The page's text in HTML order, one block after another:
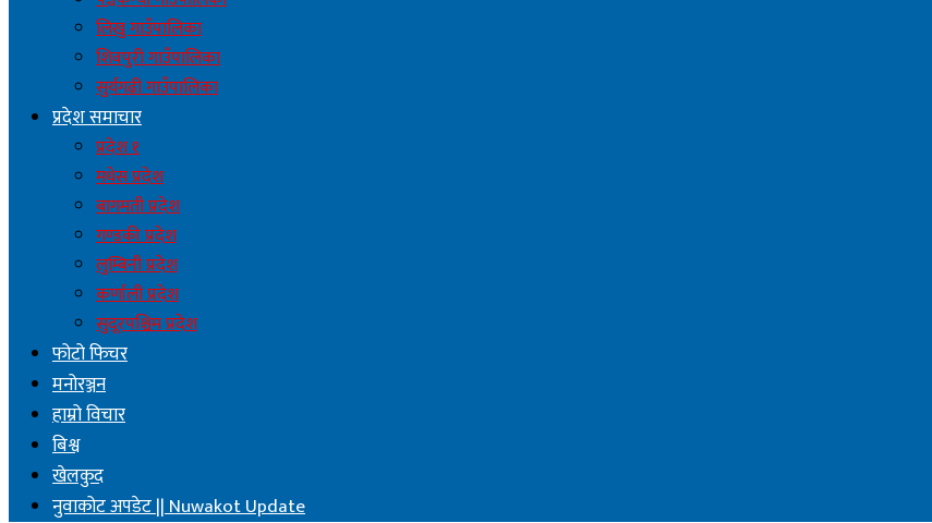
लिखु गाउँपालिका
शिवपुरी गाउँपालिका
सुर्यगढी गाउँपालिका
प्रदेश समाचार
प्रदेश १
मधेस प्रदेश
बागमती प्रदेश
गण्डकी प्रदेश
लुम्बिनी प्रदेश
कर्णाली प्रदेश
सुदूरपश्चिम प्रदेश
फोटो फिचर
मनोरञ्जन
हाम्रो विचार
बिश्व
खेलकुद
नुवाकोट अपडेट || Nuwakot Update